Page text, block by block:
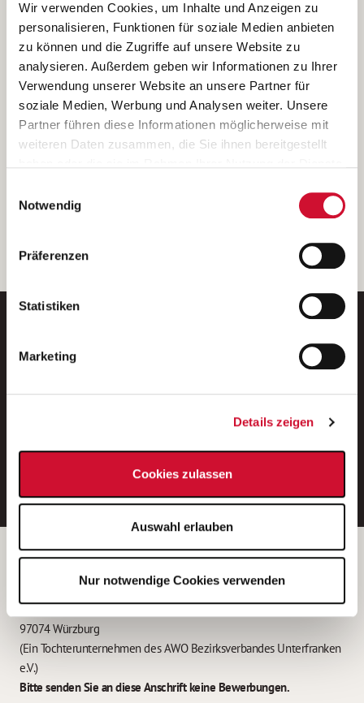
Wir verwenden Cookies, um Inhalte und Anzeigen zu
personalisieren, Funktionen für soziale Medien anbieten
zu können und die Zugriffe auf unsere Website zu
analysieren. Außerdem geben wir Informationen zu Ihrer
Verwendung unserer Website an unsere Partner für
soziale Medien, Werbung und Analysen weiter. Unsere
Partner führen diese Informationen möglicherweise mit
weiteren Daten zusammen, die Sie ihnen bereitgestellt
Wenn Sie auf „Cookies zulassen“ klicken, so stimmen
Sie der Speicherung sämtlicher Cookies zu. Sie können
Ihre Einwilligung selbstverständlich jederzeit widerrufen,
indem Sie die Cookie-Einstellungen aufrufen und diese
unserer
Notwendig
Präferenzen
Statistiken
Marketing
Details zeigen
Cookies zulassen
Auswahl erlauben
Nur notwendige Cookies verwenden
ausschließlich zum Zweck der Durchführung der Kontaktanfrage
verarbeitet, auf IT- Systemen der Garitz Bewirtschaftungsbetriebe
GmbH, Heinrich-von-Kleist-Straße 2, 97688 Bad Kissingen
(Betreiber) gespeichert und an die für das Stellenangebot
verantwortliche Stelle zur Kontaktaufnahme weitergegeben
werden.
Diese Einwilligungserklärung kann ich jederzeit gegenüber dem
Weitere Details können Sie der
entnehmen.
E-Mail-Adresse eintragen
Betreiber der Webseite
Garitz Bewirtschaftungsbetriebe GmbH
Kantstraße 45a
97074 Würzburg
(Ein Tochterunternehmen des AWO Bezirksverbandes Unterfranken
e.V.)
Bitte senden Sie an diese Anschrift keine Bewerbungen.